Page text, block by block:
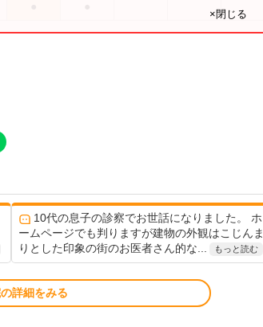
×閉じる
10代の息子の診察でお世話になりました。 ホ
ームページでも判りますが建物の外観はこじんま
りとした印象の街のお医者さん的な...
もっと読む
詳細をみる